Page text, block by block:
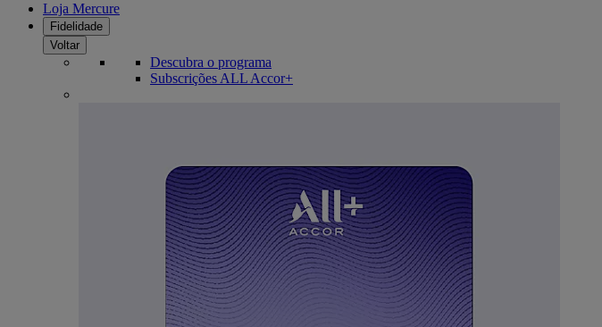
Loja Mercure
Fidelidade
Voltar
Descubra o programa
Subscrições ALL Accor+